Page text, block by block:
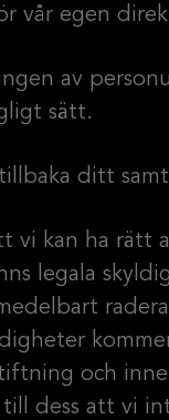
vår egen
av
sätt.
ditt
vi kan ha rätt
legala
och
till dess att vi